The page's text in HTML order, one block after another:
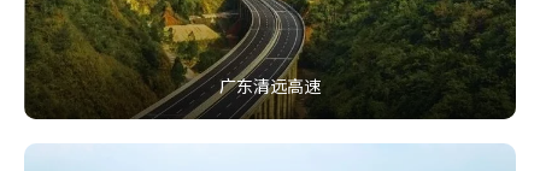
广东清远高速